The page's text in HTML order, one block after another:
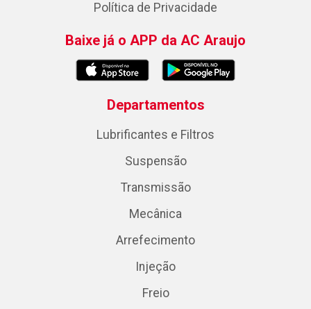
Política de Privacidade
Baixe já o APP da AC Araujo
Departamentos
Lubrificantes e Filtros
Suspensão
Transmissão
Mecânica
Arrefecimento
Injeção
Freio